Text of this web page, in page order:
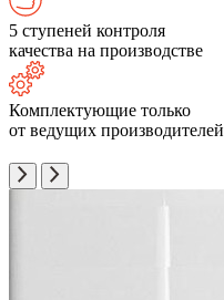
5 ступеней контроля
качества на производстве
Комплектующие только
от ведущих производителей